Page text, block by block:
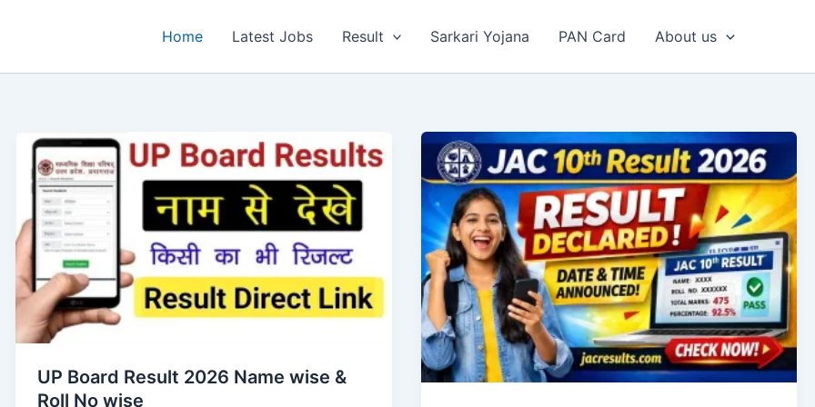
Home Latest Jobs Result Sarkari Yojana PAN Card About us
UP Board Result 2026 Name wise &
Roll No wise